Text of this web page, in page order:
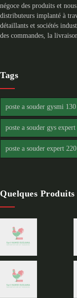
négoce des produits et
distributeurs implanté à
détaillants et sociétés
des commandes, la
Tags
poste a souder gysmi
poste a souder gys
poste a souder expert 220
Quelques Produits